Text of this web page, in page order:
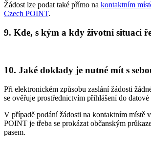
Žádost lze podat také přímo na kontaktním
Czech POINT.
9. Kde, s kým a kdy životní situaci
10. Jaké doklady je nutné mít s
Při elektronickém způsobu zaslání žádosti
se ověřuje prostřednictvím přihlášení do datové
V případě podání žádosti na kontaktním místě
POINT je třeba se prokázat občanským
pasem.